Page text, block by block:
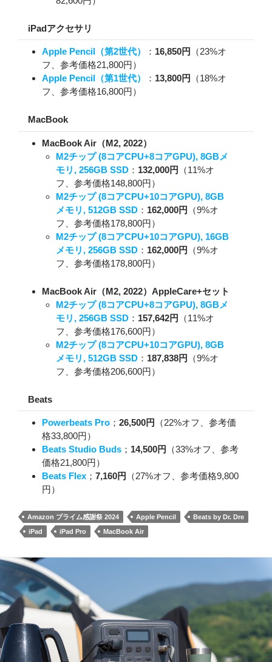
iPadアクセサリ
Apple Pencil（第2世代） ： 16,850円
（23%オ
フ、参考価格21,800円）
Apple Pencil（第1世代）
： 13,800円
（18%オ
フ、参考価格16,800円）
MacBook
MacBook Air（M2, 2022）
M2チップ (8コアCPU+8コアGPU), 8GBメ
モリ, 256GB SSD ： 132,000円
（11%オ
フ、参考価格148,800円）
M2チップ (8コアCPU+10コアGPU), 8GB
メモリ, 512GB SSD ： 162,000円
（9%オ
フ、参考価格178,800円）
M2チップ (8コアCPU+10コアGPU), 16GB
メモリ, 256GB SSD ： 162,000円
（9%オ
フ、参考価格178,800円）
MacBook Air（M2, 2022）AppleCare+セット
M2チップ (8コアCPU+8コアGPU), 8GBメ
モリ, 256GB SSD ： 157,642円
（11%オ
フ、参考価格176,600円）
M2チップ (8コアCPU+10コアGPU), 8GB
メモリ, 512GB SSD ： 187,838円
（9%オ
フ、参考価格206,600円）
Beats
Powerbeats Pro ； 26,500円
（22%オフ、参考価
格33,800円）
Beats Studio Buds ； 14,500円
（33%オフ、参考
価格21,800円）
Beats Flex ； 7,160円
（27%オフ、参考価格9,800
円）
Amazon プライム感謝祭 2024 Apple Pencil
Beats by Dr. Dre
iPad
iPad Pro MacBook Air